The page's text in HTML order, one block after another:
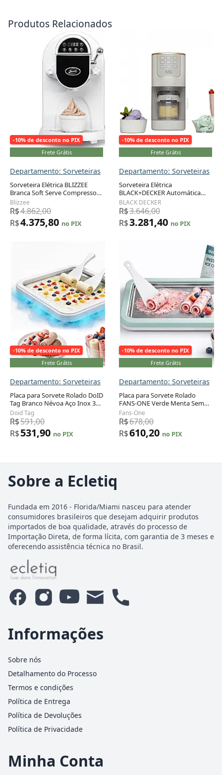
Produtos Relacionados
-10% de desconto no PIX
Frete Grátis
Departamento: Sorveteiras
Sorveteira Elétrica BLIZZEE
Branca Soft Serve Compressor
Embutido Sem Pré-
Congelamento 1,18L Aço Inox
120V
Blizzee
R$4.862,00
R$4.375,80 no PIX
-10% de desconto no PIX
Frete Grátis
Departamento: Sorveteiras
Sorveteira Elétrica
BLACK+DECKER Automática
com Função Re-Spin para
Famílias 120V
BLACK DECKER
R$3.646,00
R$3.281,40 no PIX
-10% de desconto no PIX
Frete Grátis
Departamento: Sorveteiras
Placa para Sorvete Rolado DoID
Tag Branco Névoa Aço Inox 304
148ml Sem Eletricidade
Congelamento Rápido 26 x 21
cm
Adicionar ao carrinho
Doid Tag
R$591,00
R$531,90 no PIX
-10% de desconto no PIX
Frete Grátis
Departamento: Sorveteiras
Placa para Sorvete Rolado
FANS-ONE Verde Menta Sem
Eletricidade com 2 Espátulas
Guia de Início Rápido
Adicionar ao carrinho
Fans-One
R$678,00
R$610,20 no PIX
Sobre a Ecletiq
Fundada em 2016 - Florida/Miami nasceu para atender
consumidores brasileiros que desejam adquirir produtos
importados de boa qualidade, através do processo de
Importação Direta, de forma lícita, com garantia de 3 meses e
oferecendo assistência técnica no Brasil.
Informações
Sobre nós
Detalhamento do Processo
Termos e condições
Política de Entrega
Política de Devoluções
Política de Privacidade
Minha Conta